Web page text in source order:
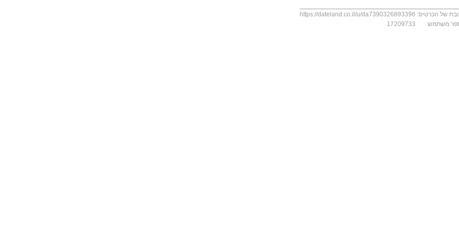
של הכרטיס: https://dateland.co.il/u/da7390326893396
משתמש:
17209733